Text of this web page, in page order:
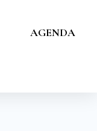
AGENDA